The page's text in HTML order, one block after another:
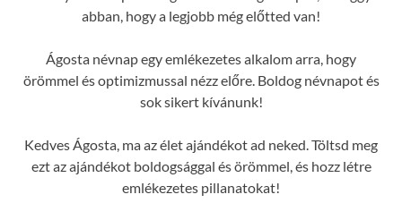
abban, hogy a legjobb még előtted van!
Ágosta névnap egy emlékezetes alkalom arra, hogy
örömmel és optimizmussal nézz előre. Boldog névnapot és
sok sikert kívánunk!
Kedves Ágosta, ma az élet ajándékot ad neked. Töltsd meg
ezt az ajándékot boldogsággal és örömmel, és hozz létre
emlékezetes pillanatokat!